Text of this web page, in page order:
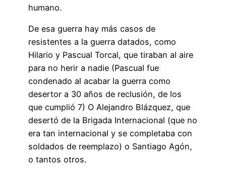
humano.
De esa guerra hay más casos de
resistentes a la guerra datados, como
Hilario y Pascual Torcal, que tiraban al aire
para no herir a nadie (Pascual fue
condenado al acabar la guerra como
desertor a 30 años de reclusión, de los
que cumplió 7) O Alejandro Blázquez, que
desertó de la Brigada Internacional (que no
era tan internacional y se completaba con
soldados de reemplazo) o Santiago Agón,
o tantos otros.